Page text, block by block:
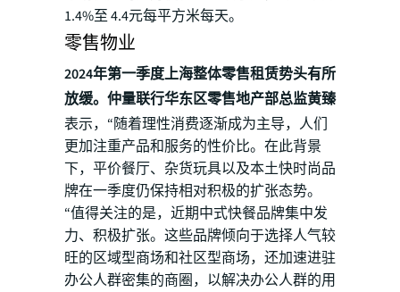
1.4%至 4.4元每平方米每天。
零售物业
2024年第一季度上海整体零售租赁势头有所
放缓。仲量联行华东区零售地产部总监黄臻
表示，“随着理性消费逐渐成为主导，人们
更加注重产品和服务的性价比。在此背景
下，平价餐厅、杂货玩具以及本土快时尚品
牌在一季度仍保持相对积极的扩张态势。
“值得关注的是，近期中式快餐品牌集中发
力、积极扩张。这些品牌倾向于选择人气较
旺的区域型商场和社区型商场，还加速进驻
办公人群密集的商圈，以解决办公人群的用